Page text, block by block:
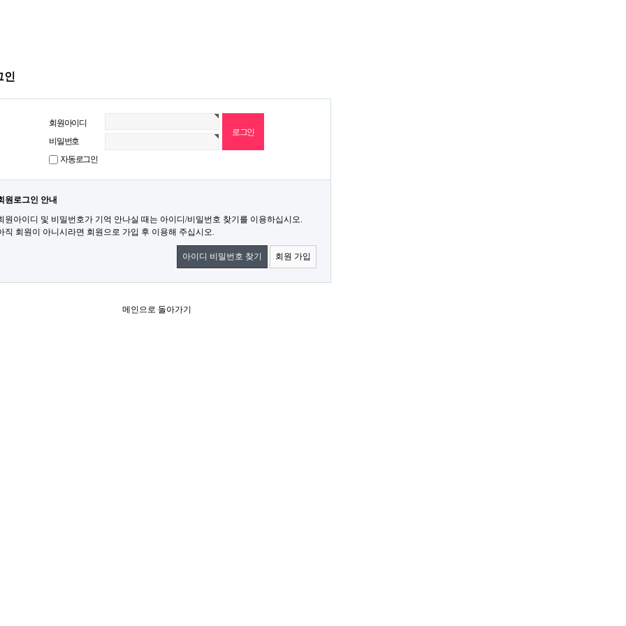
인
회원아이디
비밀번호
자동로그인
원로그인 안내
원아이디 및 비밀번호가 기억 안나실 때는 아이디/비밀번호 찾기를 이용하십시오.
직 회원이 아니시라면 회원으로 가입 후 이용해 주십시오.
아이디 비밀번호 찾기 회원 가입
메인으로 돌아가기